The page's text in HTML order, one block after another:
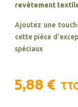
revêtement
Ajoutez une
cette pièce
spéciaux
5,88 € TTC